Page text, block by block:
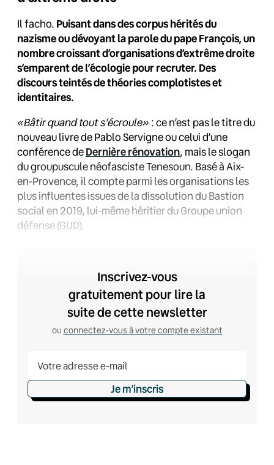
Il facho. Puisant dans des corpus hérités du
nazisme ou dévoyant la parole du pape François, un
nombre croissant d’organisations d’extrême droite
s’emparent de l’écologie pour recruter. Des
discours teintés de théories complotistes et
identitaires.
«Bâtir quand tout s’écroule» : ce n’est pas le titre du
nouveau livre de Pablo Servigne ou celui d’une
conférence deDernière rénovation, mais le slogan
du groupuscule néofasciste Tenesoun. Basé à Aix-
en-Provence, il compte parmi les organisations les
plus influentes issues de la dissolution du Bastion
social en 2019, lui-même héritier du Groupe union
défense (GUD).
Inscrivez-vous
gratuitement pour lire la
suite de cette newsletter
ou connectez-vous à votre compte existant
Je m’inscris